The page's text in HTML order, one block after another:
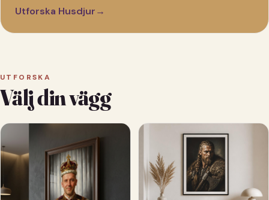
Utforska Husdjur→
UTFORSKA
Välj din vägg